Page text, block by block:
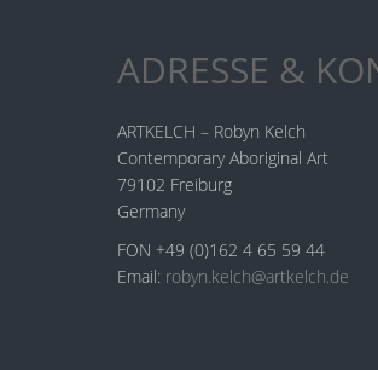
ADRESSE &
ARTKELCH – Robyn Kelch
Contemporary Aboriginal Art
79102 Freiburg
Germany
FON +49 (0)162 4 65 59 44
Email: robyn.kelch@artkelch.de